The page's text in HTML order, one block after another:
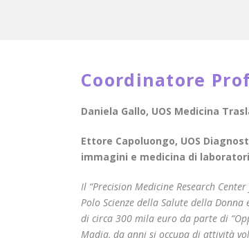
Coordinatore
Daniela Gallo, UOS Medicina
Ettore Capoluongo, UOS
immagini e medicina di
Il “Precision Medicine Research
Polo Scienze della Salute della
di circa 300 mila euro da parte di
Madia, da anni si occupa di attività